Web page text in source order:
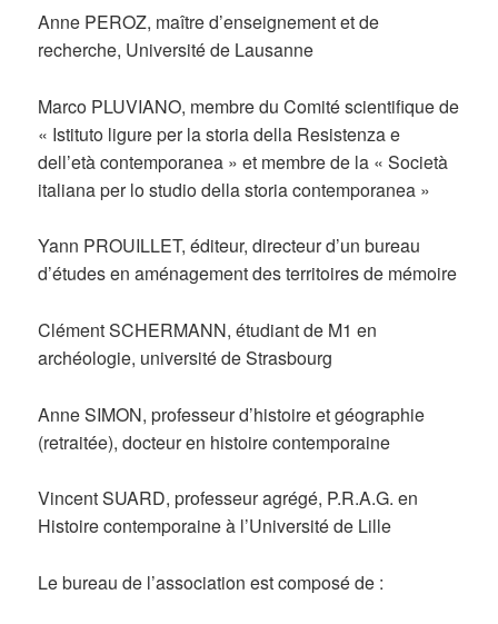
Anne PEROZ, maître d’enseignement et de
recherche, Université de Lausanne
Marco PLUVIANO, membre du Comité scientifique de
« Istituto ligure per la storia della Resistenza e
dell’età contemporanea » et membre de la « Società
italiana per lo studio della storia contemporanea »
Yann PROUILLET, éditeur, directeur d’un bureau
d’études en aménagement des territoires de mémoire
Clément SCHERMANN, étudiant de M1 en
archéologie, université de Strasbourg
Anne SIMON, professeur d’histoire et géographie
(retraitée), docteur en histoire contemporaine
Vincent SUARD, professeur agrégé, P.R.A.G. en
Histoire contemporaine à l’Université de Lille
Le bureau de l’association est composé de :